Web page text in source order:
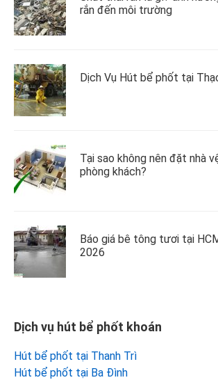
rắn đến môi trường
Dịch Vụ Hút bể phốt tại
Tại sao không nên đặt nhà
phòng khách?
Báo giá bê tông tươi tại
2026
Dịch vụ hút bể phốt khoán
Hút bể phốt tại Thanh Trì
Hút bể phốt tại Ba Đình